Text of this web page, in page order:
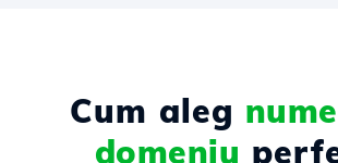
Cum aleg
domeniu